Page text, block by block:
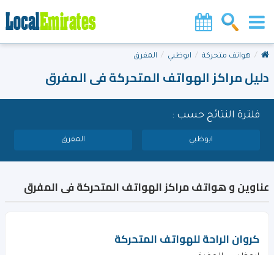
هواتف متحركة ابوظبي المفرق
دليل مراكز الهواتف المتحركة فى المفرق
فلترة النتائج حسب :
ابوظبي المفرق
عناوين و هواتف مراكز الهواتف المتحركة فى المفرق
كروان الراحة للهواتف المتحركة